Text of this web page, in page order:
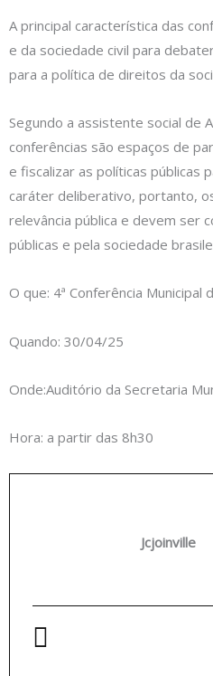
A principal característica das
e da sociedade civil para
para a política de direitos da
Segundo a assistente social de
conferências são espaços de
e fiscalizar as políticas públicas
caráter deliberativo, portanto,
relevância pública e devem ser
públicas e pela sociedade
O que: 4ª Conferência
Quando: 30/04/25
Onde:Auditório da Secretaria
Hora: a partir das 8h30
Jcjoinville